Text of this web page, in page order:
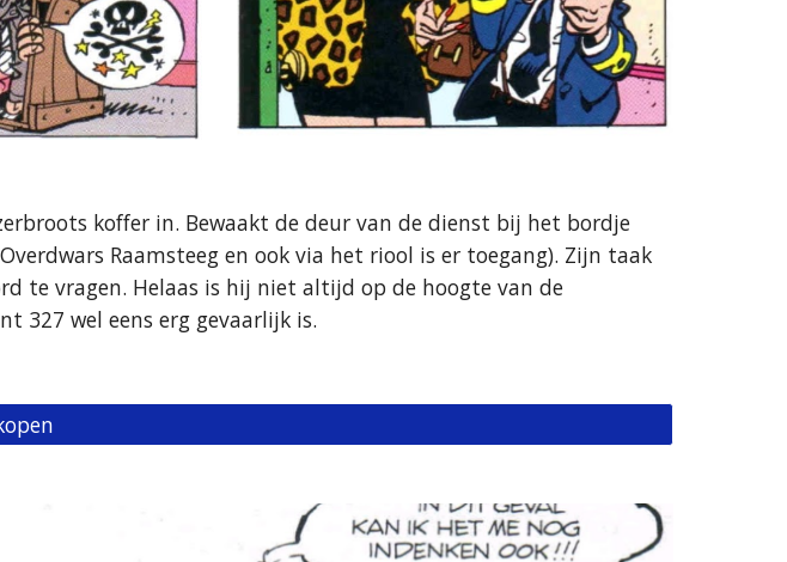
koffer in. Bewaakt de deur van de dienst bij het bordje
Raamsteeg en ook via het riool is er toegang). Zijn taak
te vragen. Helaas is hij niet altijd op de hoogte van de
327 wel eens erg gevaarlijk is.